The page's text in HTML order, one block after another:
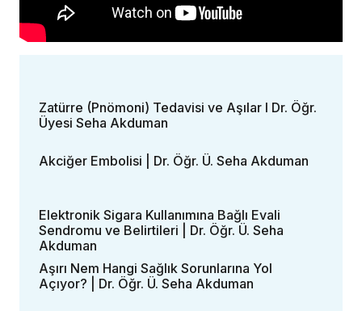
Zatürre (Pnömoni) Tedavisi ve Aşılar I Dr. Öğr.
Üyesi Seha Akduman
Akciğer Embolisi | Dr. Öğr. Ü. Seha Akduman
Elektronik Sigara Kullanımına Bağlı Evali
Sendromu ve Belirtileri | Dr. Öğr. Ü. Seha
Akduman
Aşırı Nem Hangi Sağlık Sorunlarına Yol
Açıyor? | Dr. Öğr. Ü. Seha Akduman